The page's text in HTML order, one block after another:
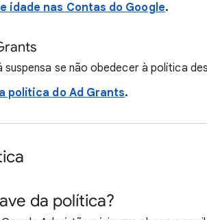
idade nas Contas do Google.
se não obedecer à política
política do Ad Grants.
da política?